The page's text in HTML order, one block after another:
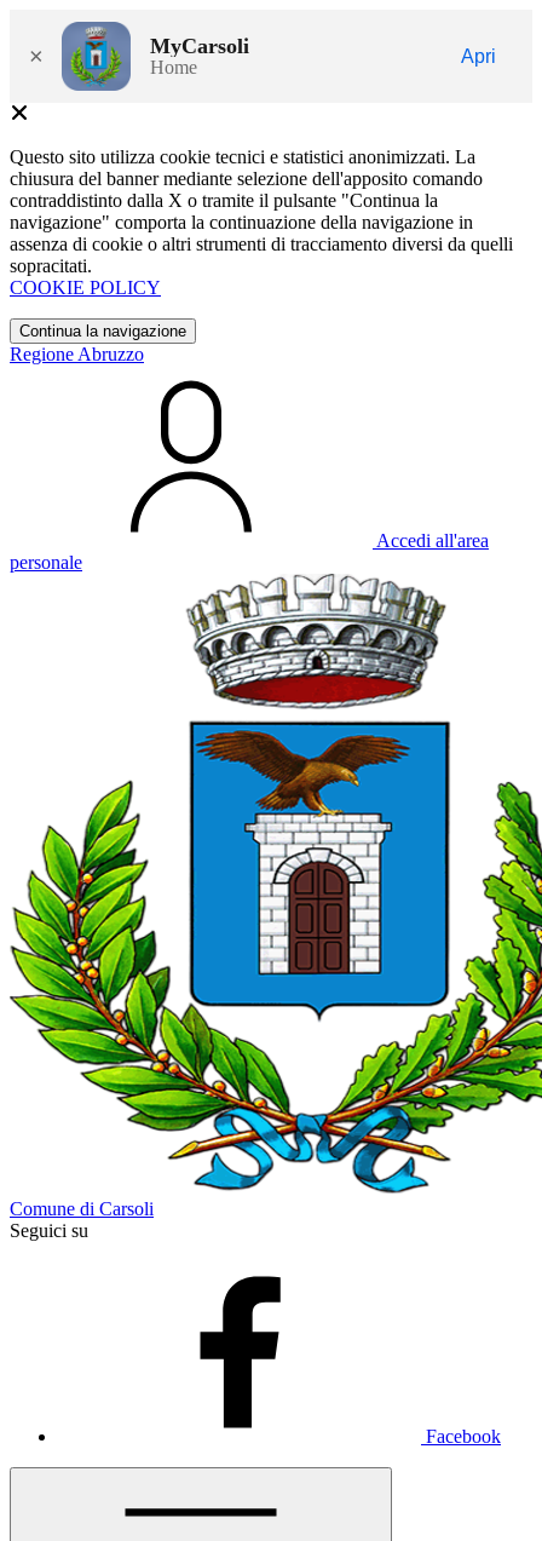
× MyCarsoli
Home
Apri
Questo sito utilizza cookie tecnici e statistici anonimizzati. La
chiusura del banner mediante selezione dell'apposito comando
contraddistinto dalla X o tramite il pulsante "Continua la
navigazione" comporta la continuazione della navigazione in
assenza di cookie o altri strumenti di tracciamento diversi da quelli
sopracitati.
COOKIE POLICY
Continua la navigazione
Regione Abruzzo
Accedi all'area
personale
Comune di Carsoli
Seguici su
Facebook